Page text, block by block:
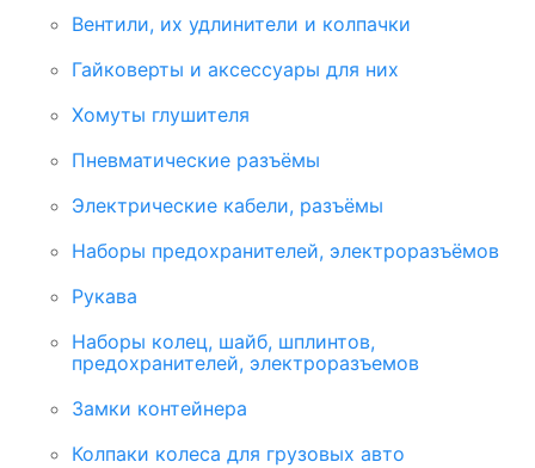
Вентили, их удлинители и колпачки
Гайковерты и аксессуары для них
Хомуты глушителя
Пневматические разъёмы
Электрические кабели, разъёмы
Наборы предохранителей, электроразъёмов
Рукава
Наборы колец, шайб, шплинтов,
предохранителей, электроразъемов
Замки контейнера
Колпаки колеса для грузовых авто